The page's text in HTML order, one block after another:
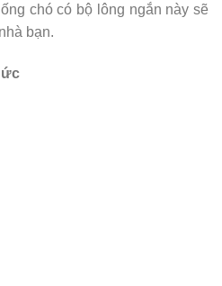
chó có bộ lông ngắn này sẽ
bạn.